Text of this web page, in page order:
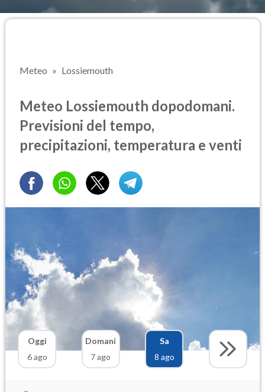
Meteo Lossiemouth
Meteo Lossiemouth dopodomani.
Previsioni del tempo,
precipitazioni, temperatura e venti
Oggi
6 ago
Domani
7 ago
Sa
8 ago